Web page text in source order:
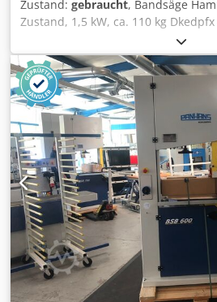
Zustand: gebraucht, Bandsäge
Zustand, 1,5 kW, ca. 110 kg
Preisänderungen vorbehalten,
Satzfehler vorbehalten